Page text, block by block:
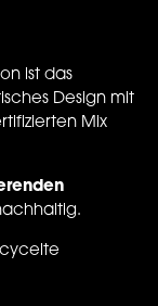
ist das
Design mit
Mix